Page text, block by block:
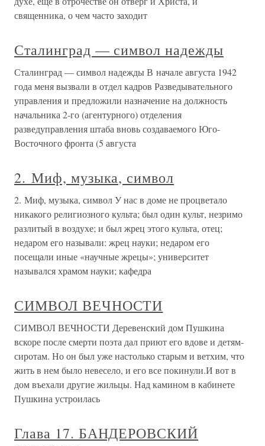
священника, о чем часто заходит
Сталинград — символ надежды
Сталинград — символ надежды В начале августа 1942
года меня вызвали в отдел кадров Разведывательного
управления и предложили назначение на должность
начальника 2-го (агентурного) отделения
разведуправления штаба вновь создаваемого Юго-
Восточного фронта (5 августа
2. Миф, музыка, символ
2. Миф, музыка, символ У нас в доме не процветало
никакого религиозного культа; был один культ, незримо
разлитый в воздухе; и был жрец этого культа, отец;
недаром его называли: жрец науки; недаром его
посещали иные «научные жрецы»; университет
назывался храмом науки; кафедра
СИМВОЛ ВЕЧНОСТИ
СИМВОЛ ВЕЧНОСТИ Деревенский дом Пушкина
вскоре после смерти поэта дал приют его вдове и детям-
сиротам. Но он был уже настолько старым и ветхим, что
жить в нем было невесело, и его все покинули.И вот в
дом въехали другие жильцы. Над камином в кабинете
Пушкина устроилась
Глава 17. БАНДЕРОВСКИЙ